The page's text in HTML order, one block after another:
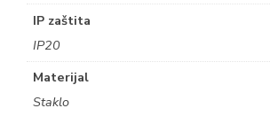
IP zaštita
IP20
Materijal
Staklo